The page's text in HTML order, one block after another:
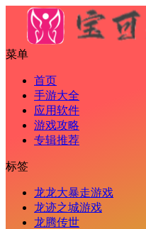
菜单
首页
手游大全
应用软件
游戏攻略
专辑推荐
标签
龙龙大暴走游戏
龙迹之城游戏
龙腾传世